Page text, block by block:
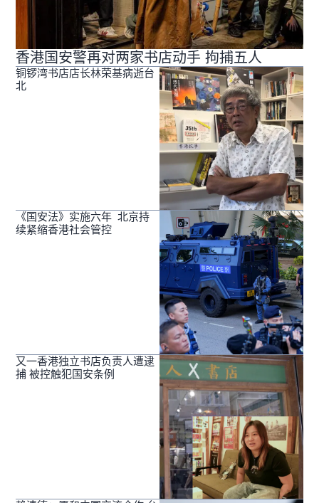
香港国安警再对两家书店动手 拘捕五人
铜锣湾书店店长林荣基病逝台
北
《国安法》实施六年 北京持
续紧缩香港社会管控
又一香港独立书店负责人遭逮
捕 被控触犯国安条例